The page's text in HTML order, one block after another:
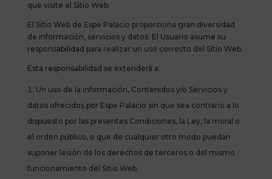
que visite el Sitio Web.
El Sitio Web de Espe Palacio proporciona gran diversidad
de información, servicios y datos. El Usuario asume su
responsabilidad para realizar un uso correcto del Sitio Web.
Esta responsabilidad se extenderá a:
Un uso de la información, Contenidos y/o Servicios y
datos ofrecidos por Espe Palacio sin que sea contrario a lo
dispuesto por las presentes Condiciones, la Ley, la moral o
el orden público, o que de cualquier otro modo puedan
suponer lesión de los derechos de terceros o del mismo
funcionamiento del Sitio Web.